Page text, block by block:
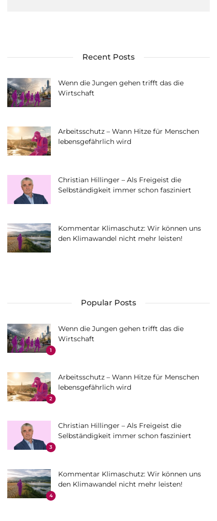
Recent Posts
Wenn die Jungen gehen trifft das die
Wirtschaft
Arbeitsschutz – Wann Hitze für Menschen
lebensgefährlich wird
Christian Hillinger – Als Freigeist die
Selbständigkeit immer schon fasziniert
Kommentar Klimaschutz: Wir können uns
den Klimawandel nicht mehr leisten!
Popular Posts
1
Wenn die Jungen gehen trifft das die
Wirtschaft
2
Arbeitsschutz – Wann Hitze für Menschen
lebensgefährlich wird
3
Christian Hillinger – Als Freigeist die
Selbständigkeit immer schon fasziniert
4
Kommentar Klimaschutz: Wir können uns
den Klimawandel nicht mehr leisten!